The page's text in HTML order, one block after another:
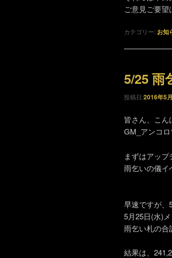
ご意見ご要望
カテゴリー: お知
5/25 雨
投稿日:2016年5
皆さん、こん
GM_アンコロ
まずはアップ
雨乞いの儀イ
早速ですが、
5月25日(水)
雨乞い札の合
結果は、